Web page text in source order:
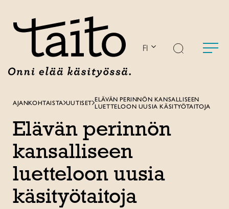
FI
AJANKOHTAISTA UUTISET ELÄVÄN PERINNÖN KANSALLISEEN
LUETTELOON UUSIA KÄSITYÖTAITOJA
Elävän perinnön
kansalliseen
luetteloon uusia
käsityötaitoja